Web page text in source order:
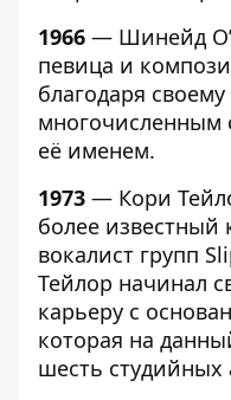
1966 — Шинейд
певица и
благодаря
многочисленным
её именем.
1973 — Кори
более известный
вокалист групп
Тейлор начинал
карьеру с
которая на
шесть студийных